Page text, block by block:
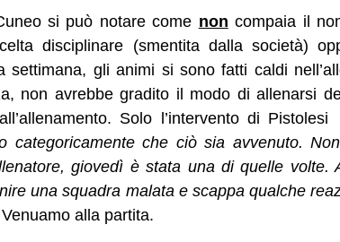
si può notare come non compaia il
disciplinare (smentita dalla società)
settimana, gli animi si sono fatti caldi
non avrebbe gradito il modo di allenarsi
Solo l’intervento di
categoricamente che ciò sia avvenuto.
giovedì è stata una di quelle volte.
una squadra malata e scappa qualche
alla partita.